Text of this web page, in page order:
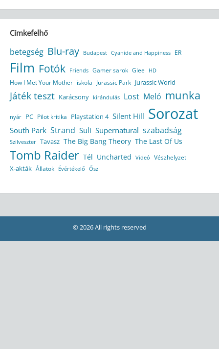
Címkefelhő
betegség Blu-ray Budapest Cyanide and Happiness ER
Film Fotók Friends Gamer sarok Glee HD
How I Met Your Mother iskola Jurassic Park Jurassic World
Játék teszt Karácsony kirándulás Lost Meló munka
nyár PC Pilot kritika Playstation 4 Silent Hill Sorozat
South Park Strand Suli Supernatural szabadság
Szilveszter Tavasz The Big Bang Theory The Last Of Us
Tomb Raider Tél Uncharted Videó Vészhelyzet
X-akták Állatok Évértékelő Ősz
© 2026 All rights reserved